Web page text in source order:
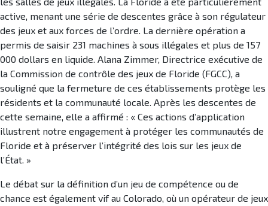
active, menant une série de descentes grâce à son régulateur
des jeux et aux forces de l’ordre. La dernière opération a
permis de saisir 231 machines à sous illégales et plus de 157
000 dollars en liquide. Alana Zimmer, Directrice exécutive de
la Commission de contrôle des jeux de Floride (FGCC), a
souligné que la fermeture de ces établissements protège les
résidents et la communauté locale. Après les descentes de
cette semaine, elle a affirmé : « Ces actions d’application
illustrent notre engagement à protéger les communautés de
Floride et à préserver l’intégrité des lois sur les jeux de
l’État. »
Le débat sur la définition d’un jeu de compétence ou de
chance est également vif au Colorado, où un opérateur de jeux